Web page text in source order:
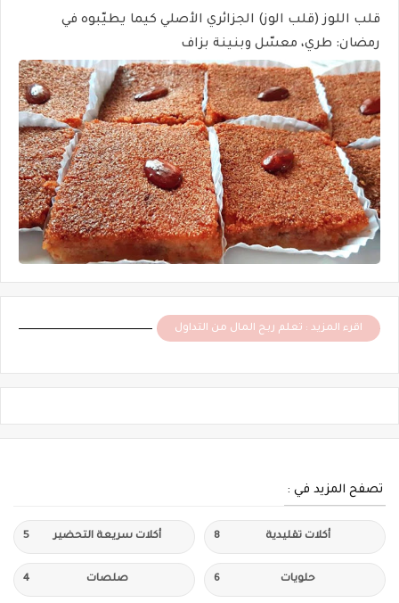
قلب اللوز (قلب الوز) الجزائري الأصلي كيما يطيّبوه في
رمضان: طري، معسّل وبنينة بزاف
اقرء المزيد : تعلم ربح المال من التداول
تصفح المزيد في :
أكلات تقليدية 8 أكلات سريعة التحضير 5
حلويات 6 صلصات 4